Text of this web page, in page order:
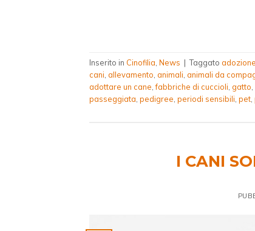
Inserito in Cinofilia News | Taggato adozione
cani allevamento animali animali da
adottare un cane ,fabbriche di cuccioli gatto
passeggiata pedigree periodi sensibili pet
I CANI